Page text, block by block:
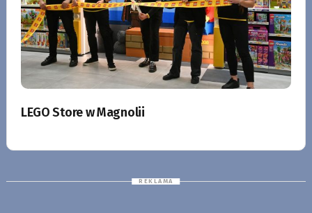
LEGO Store w Magnolii